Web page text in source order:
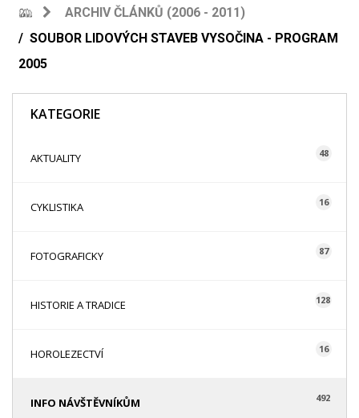
ARCHIV ČLÁNKŮ (2006 - 2011)
SOUBOR LIDOVÝCH STAVEB VYSOČINA - PROGRAM
2005
KATEGORIE
AKTUALITY 48
CYKLISTIKA 16
FOTOGRAFICKY 87
HISTORIE A TRADICE 128
HOROLEZECTVÍ 16
INFO NÁVŠTĚVNÍKŮM 492